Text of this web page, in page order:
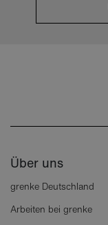
Über uns
grenke Deutschland
Arbeiten bei grenke